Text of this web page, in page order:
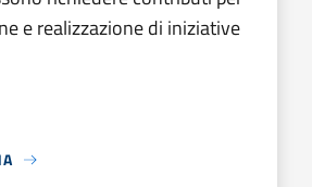
e realizzazione di iniziative